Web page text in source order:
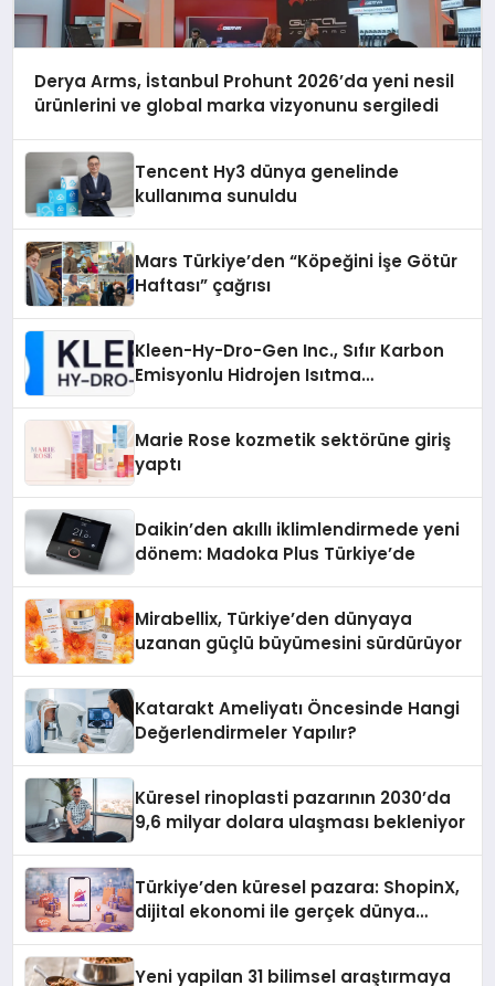
Derya Arms, İstanbul Prohunt 2026’da yeni nesil
ürünlerini ve global marka vizyonunu sergiledi
Tencent Hy3 dünya genelinde
kullanıma sunuldu
Mars Türkiye’den “Köpeğini İşe Götür
Haftası” çağrısı
Kleen-Hy-Dro-Gen Inc., Sıfır Karbon
Emisyonlu Hidrojen Isıtma
Marie Rose kozmetik sektörüne giriş
yaptı
Daikin’den akıllı iklimlendirmede yeni
dönem: Madoka Plus Türkiye’de
Mirabellix, Türkiye’den dünyaya
uzanan güçlü büyümesini sürdürüyor
Katarakt Ameliyatı Öncesinde Hangi
Değerlendirmeler Yapılır?
Küresel rinoplasti pazarının 2030’da
9,6 milyar dolara ulaşması bekleniyor
Türkiye’den küresel pazara: ShopinX,
dijital ekonomi ile gerçek dünya
Yeni yapilan 31 bilimsel araştırmaya